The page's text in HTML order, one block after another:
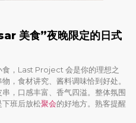
美食”夜晚限定的日式
食，Last Project 会是你的理想之
，食材讲究、酱料调味恰到好处。
，口感丰富、香气四溢。整体氛围
班后放松聚会的好地方。熟客提醒